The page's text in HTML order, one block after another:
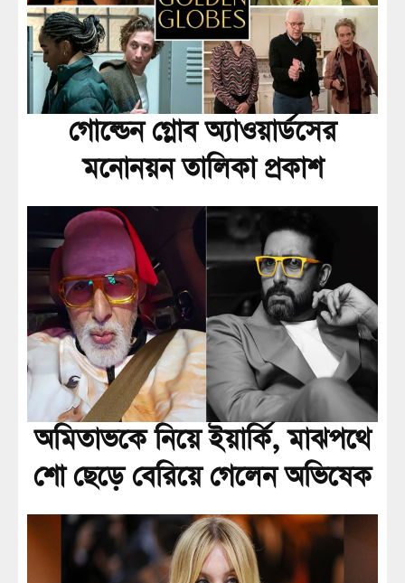
গোল্ডেন গ্লোব অ্যাওয়ার্ডসের
মনোনয়ন তালিকা প্রকাশ
অমিতাভকে নিয়ে ইয়ার্কি, মাঝপথে
শো ছেড়ে বেরিয়ে গেলেন অভিষেক